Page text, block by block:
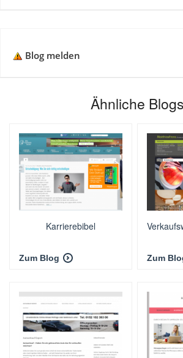
Blog melden
Ähnliche Blogs
Karrierebibel
Zum Blog Zum